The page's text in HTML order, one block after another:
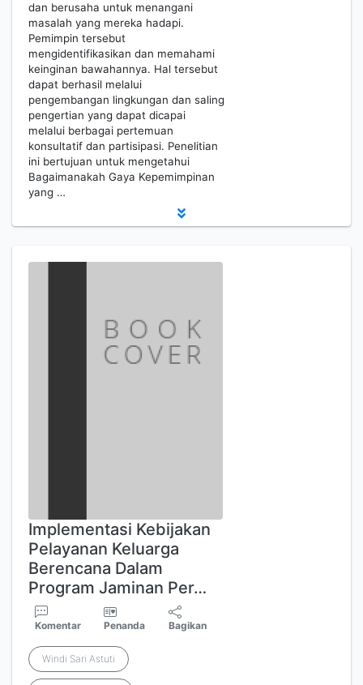
dan berusaha untuk menangani
masalah yang mereka hadapi.
Pemimpin tersebut
mengidentifikasikan dan memahami
keinginan bawahannya. Hal tersebut
dapat berhasil melalui
pengembangan lingkungan dan saling
pengertian yang dapat dicapai
melalui berbagai pertemuan
konsultatif dan partisipasi. Penelitian
ini bertujuan untuk mengetahui
Bagaimanakah Gaya Kepemimpinan
yang …
Implementasi Kebijakan
Pelayanan Keluarga
Berencana Dalam
Program Jaminan Per…
Komentar Penanda Bagikan
Windi Sari Astuti